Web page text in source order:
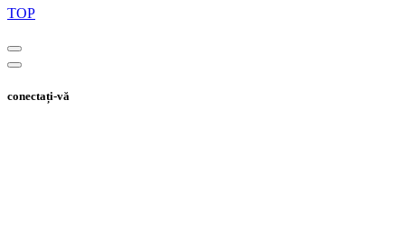
TOP
conectați-vă